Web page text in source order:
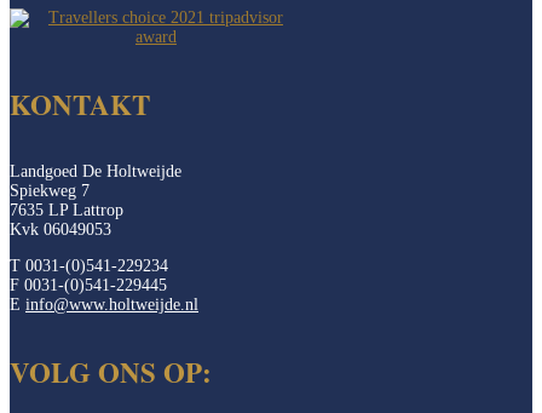
KONTAKT
Landgoed De Holtweijde
Spiekweg 7
7635 LP Lattrop
Kvk 06049053
T 0031-(0)541-229234
F 0031-(0)541-229445
E info@www.holtweijde.nl
VOLG ONS OP: